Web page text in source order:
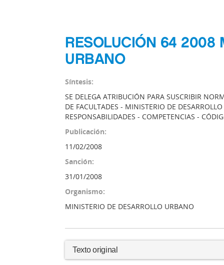
RESOLUCIÓN 64 2008
URBANO
Síntesis:
SE DELEGA ATRIBUCIÓN PARA SUSCRIBIR
DE FACULTADES - MINISTERIO DE
RESPONSABILIDADES - COMPETENCIAS -
Publicación:
11/02/2008
Sanción:
31/01/2008
Organismo:
MINISTERIO DE DESARROLLO URBANO
Texto original